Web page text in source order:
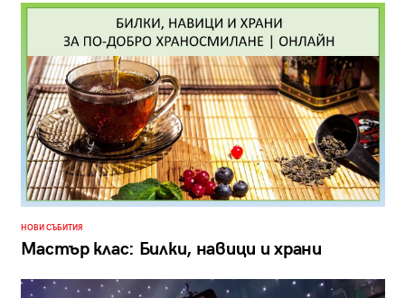
НОВИ СЪБИТИЯ
Мастър клас: Билки, навици и храни